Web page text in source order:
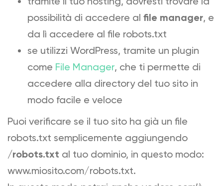
possibilità di accedere al file manager, e
da lì accedere al file robots.txt
se utilizzi WordPress, tramite un plugin
come File Manager, che ti permette di
accedere alla directory del tuo sito in
modo facile e veloce
Puoi verificare se il tuo sito ha già un file
robots.txt semplicemente aggiungendo
/robots.txt al tuo dominio, in questo modo:
www.miosito.com/robots.txt.